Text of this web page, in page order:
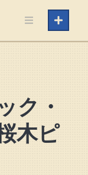
ク・
木ピ